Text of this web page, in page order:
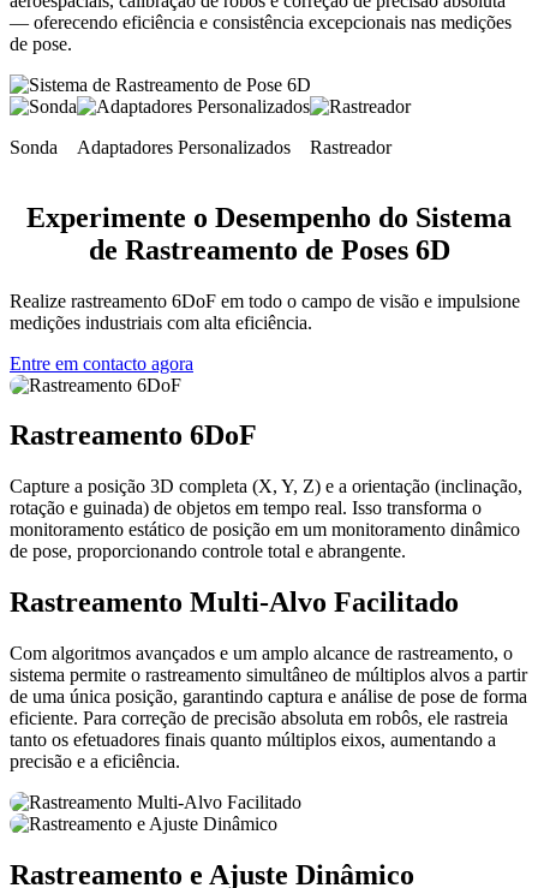
— oferecendo eficiência e consistência excepcionais nas medições
de pose.
Sonda Adaptadores Personalizados Rastreador
Experimente o Desempenho do Sistema
de Rastreamento de Poses 6D
Realize rastreamento 6DoF em todo o campo de visão e impulsione
medições industriais com alta eficiência.
Entre em contacto agora
Rastreamento 6DoF
Capture a posição 3D completa (X, Y, Z) e a orientação (inclinação,
rotação e guinada) de objetos em tempo real. Isso transforma o
monitoramento estático de posição em um monitoramento dinâmico
de pose, proporcionando controle total e abrangente.
Rastreamento Multi-Alvo Facilitado
Com algoritmos avançados e um amplo alcance de rastreamento, o
sistema permite o rastreamento simultâneo de múltiplos alvos a partir
de uma única posição, garantindo captura e análise de pose de forma
eficiente. Para correção de precisão absoluta em robôs, ele rastreia
tanto os efetuadores finais quanto múltiplos eixos, aumentando a
precisão e a eficiência.
Rastreamento e Ajuste Dinâmico